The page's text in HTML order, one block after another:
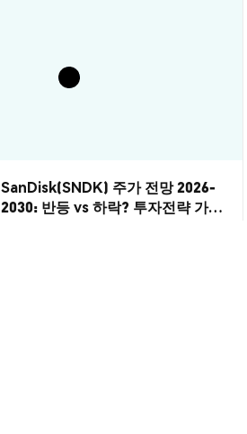
SanDisk(SNDK) 주가 전망 2026-
2030: 반등 vs 하락? 투자전략 가이